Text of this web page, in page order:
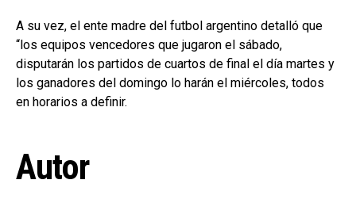
A su vez, el ente madre del futbol argentino detalló que
“los equipos vencedores que jugaron el sábado,
disputarán los partidos de cuartos de final el día martes y
los ganadores del domingo lo harán el miércoles, todos
en horarios a definir.
Autor